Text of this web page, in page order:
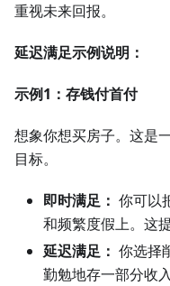
重视未来回报。
延迟满足示例说明：
示例1：存钱付首付
想象你想买房子。这是
目标。
即时满足： 你可以
和频繁度假上。这
延迟满足： 你选择
勤勉地存一部分收